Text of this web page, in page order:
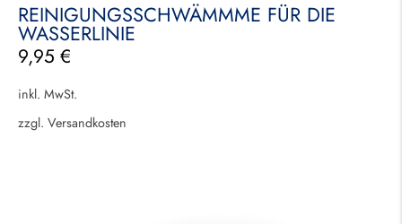
REINIGUNGSSCHWÄMMME FÜR DIE
WASSERLINIE
9,95 €
inkl. MwSt.
zzgl. Versandkosten